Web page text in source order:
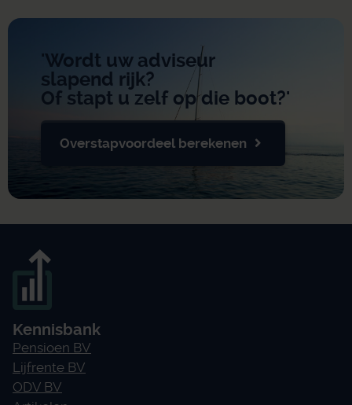
'Wordt uw adviseur
slapend rijk?
Of stapt u zelf op die boot?'
Overstapvoordeel berekenen
Kennisbank
Pensioen BV
Lijfrente BV
ODV BV